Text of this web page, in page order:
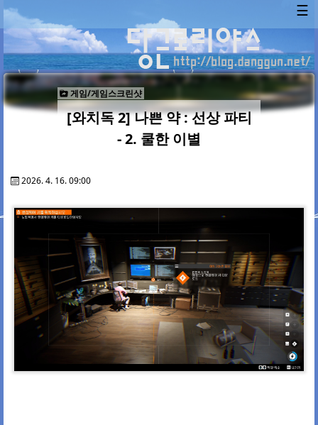
☰
게임/게임스크린샷
[와치독 2] 나쁜 약 : 선상 파티
- 2. 쿨한 이별
2026. 4. 16. 09:00